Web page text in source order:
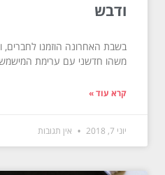
ודבש
בשבת האחרונה הוזמנו לחברים,
משהו חדשני עם ערימת
קרא עוד »
יוני 7, 2018 אין תגובות